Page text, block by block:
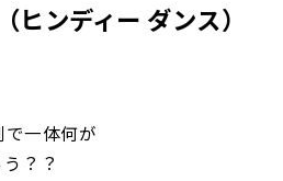
ヒンディー ダンス）
で一体何が
？？